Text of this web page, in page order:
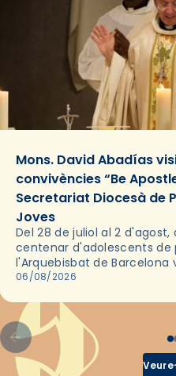
Mons. David Abadías
convivències “Be
Secretariat Diocesà de
Joves
Del 28 de juliol al 2
centenar d'adolescents de
l'Arquebisbat de Barcelona
les convivències Be
06/08/2026